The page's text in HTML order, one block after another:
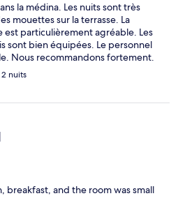
la médina. Les nuits sont très
mouettes sur la terrasse. La
particulièrement agréable. Les
sont bien équipées. Le personnel
Nous recommandons fortement.
nuits
breakfast, and the room was small